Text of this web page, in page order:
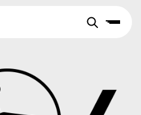
Sortiment